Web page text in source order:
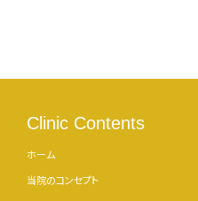
Clinic Contents
ホーム
当院のコンセプト